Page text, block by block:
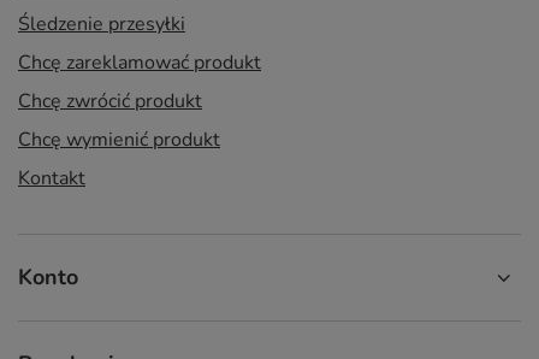
Śledzenie przesyłki
Chcę zareklamować produkt
Chcę zwrócić produkt
Chcę wymienić produkt
Kontakt
Konto